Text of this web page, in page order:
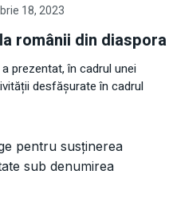
18, 2023
românii din diaspora
prezentat, în cadrul unei
desfășurate în cadrul